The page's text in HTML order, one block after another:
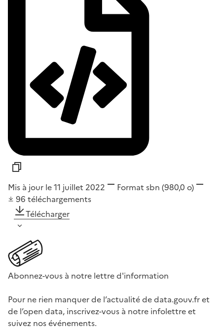
Mis à jour le 11 juillet 2022 Format sbn (980,0 o)
96 téléchargements
Télécharger
Abonnez-vous à notre lettre d'information
Pour ne rien manquer de l’actualité de data.gouv.fr et
de l’open data, inscrivez-vous à notre infolettre et
suivez nos événements.